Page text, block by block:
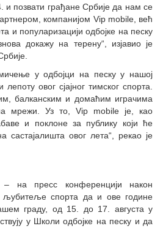
и позвати грађане Србије да нам се
компанијом Vip mobile, већ
и популаризацији одбојке на песку
докажу на терену“, изјавио је
у одбојци на песку у нашој
овог сјајног тимског спорта.
балканским и домаћим играчима
мрежи. Уз то, Vip mobile је, као
и поклоне за публику који ће
овог лета“, рекао је
на пресс конференцији након
љубитеље спорта да и ове године
граду, од 15. до 17. августа у
у Школи одбојке на песку и да